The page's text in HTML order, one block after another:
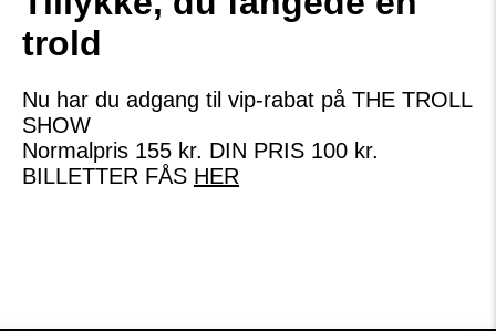
trold
Nu har du adgang til vip-rabat på THE TROLL
SHOW
Normalpris 155 kr. DIN PRIS 100 kr.
BILLETTER FÅS HER